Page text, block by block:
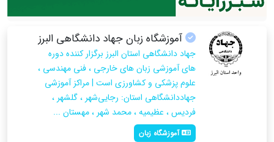
آموزشگاه زبان جهاد دانشگاهی البرز
جهاد دانشگاهی استان البرز برگزار کننده دوره
های آموزشی زبان های خارجی ، فنی مهندسی ،
علوم پزشکی و کشاورزی است | مراکز آموزشی
جهاددانشگاهی استان: رجایی‌شهر ، گلشهر ،
فردیس ، عظیمیه ، محمد شهر ، مهستان ...
آموزشگاه زبان